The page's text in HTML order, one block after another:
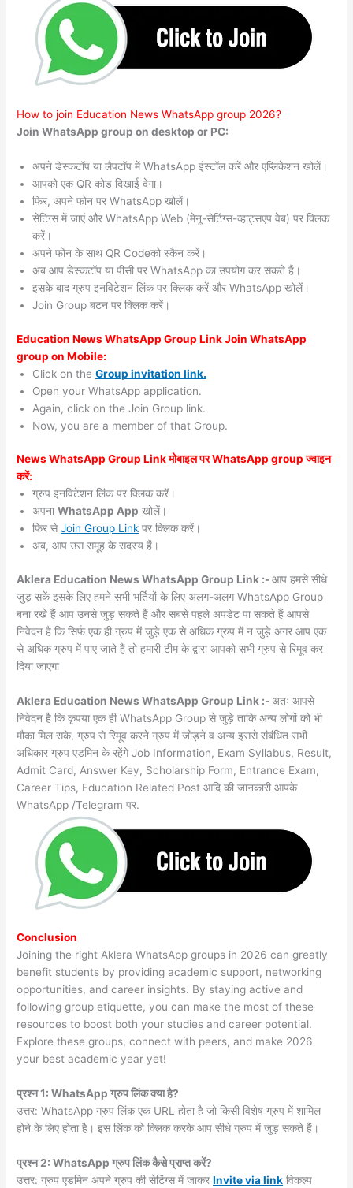
How to join Education News WhatsApp group 2026?
Join WhatsApp group on desktop or PC:
अपने डेस्कटॉप या लैपटॉप में WhatsApp इंस्टॉल करें और एप्लिकेशन खोलें।
आपको एक QR कोड दिखाई देगा।
फिर, अपने फोन पर WhatsApp खोलें।
सेटिंग्स में जाएं और WhatsApp Web (मेनू-सेटिंग्स-व्हाट्सएप वेब) पर क्लिक
करें।
अपने फोन के साथ QR Codeको स्कैन करें।
अब आप डेस्कटॉप या पीसी पर WhatsApp का उपयोग कर सकते हैं।
इसके बाद ग्रुप इनविटेशन लिंक पर क्लिक करें और WhatsApp खोलें।
Join Group बटन पर क्लिक करें।
Education News WhatsApp Group Link Join WhatsApp
group on Mobile:
Click on theGroup invitation link.
Open your WhatsApp application.
Again, click on the Join Group link.
Now, you are a member of that Group.
News WhatsApp Group Link मोबाइल पर WhatsApp group ज्वाइन
करें:
ग्रुप इनविटेशन लिंक पर क्लिक करें।
अपनाWhatsApp App खोलें।
फिर सेJoin Group Link पर क्लिक करें।
अब, आप उस समूह के सदस्य हैं।
Aklera Education News WhatsApp Group Link :-आप हमसे सीधे
जुड़ सकें इसके लिए हमने सभी भर्तियों के लिए अलग-अलग WhatsApp Group
बना रखे हैं आप उनसे जुड़ सकते हैं और सबसे पहले अपडेट पा सकते हैं आपसे
निवेदन है कि सिर्फ एक ही ग्रुप में जुड़े एक से अधिक ग्रुप में न जुड़े अगर आप एक
से अधिक ग्रुप में पाए जाते हैं तो हमारी टीम के द्वारा आपको सभी ग्रुप से रिमूव कर
दिया जाएगा
Aklera Education News WhatsApp Group Link :-अतः आपसे
निवेदन है कि कृपया एक ही WhatsApp Group से जुड़े ताकि अन्य लोगों को भी
मौका मिल सके, ग्रुप से रिमूव करने ग्रुप में जोड़ने व अन्य इससे संबंधित सभी
अधिकार ग्रुप एडमिन के रहेंगे Job Information, Exam Syllabus, Result,
Admit Card, Answer Key, Scholarship Form, Entrance Exam,
Career Tips, Education Related Post आदि की जानकारी आपके
WhatsApp /Telegram पर.
Conclusion
Joining the right Aklera WhatsApp groups in 2026 can greatly
benefit students by providing academic support, networking
opportunities, and career insights. By staying active and
following group etiquette, you can make the most of these
resources to boost both your studies and career potential.
Explore these groups, connect with peers, and make 2026
your best academic year yet!
प्रश्न 1: WhatsApp ग्रुप लिंक क्या है?
उत्तर: WhatsApp ग्रुप लिंक एक URL होता है जो किसी विशेष ग्रुप में शामिल
होने के लिए होता है। इस लिंक को क्लिक करके आप सीधे ग्रुप में जुड़ सकते हैं।
प्रश्न 2: WhatsApp ग्रुप लिंक कैसे प्राप्त करें?
उत्तर: ग्रुप एडमिन अपने ग्रुप की सेटिंग्स में जाकरInvite via link विकल्प